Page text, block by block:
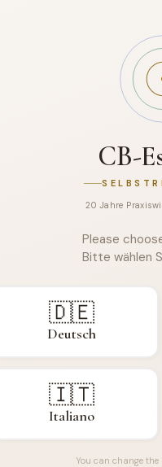
CB-
20 Jahre
CB-Essentia
Please
Bitte wählen
🇩🇪
Deutsch
🇮🇹
Italiano
You can change